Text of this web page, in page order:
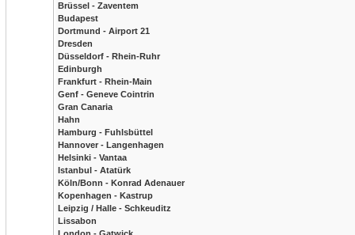
Brüssel - Zaventem
Budapest
Dortmund - Airport 21
Dresden
Düsseldorf - Rhein-Ruhr
Edinburgh
Frankfurt - Rhein-Main
Genf - Geneve Cointrin
Gran Canaria
Hahn
Hamburg - Fuhlsbüttel
Hannover - Langenhagen
Helsinki - Vantaa
Istanbul - Atatürk
Köln/Bonn - Konrad Adenauer
Kopenhagen - Kastrup
Leipzig / Halle - Schkeuditz
Lissabon